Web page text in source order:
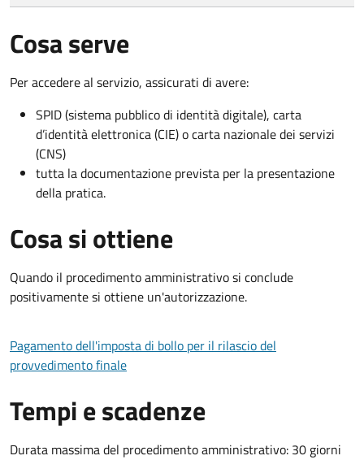
Cosa serve
Per accedere al servizio, assicurati di avere:
SPID (sistema pubblico di identità digitale), carta
d’identità elettronica (CIE) o carta nazionale dei servizi
(CNS)
tutta la documentazione prevista per la presentazione
della pratica.
Cosa si ottiene
Quando il procedimento amministrativo si conclude
positivamente si ottiene un'autorizzazione.
Pagamento dell'imposta di bollo per il rilascio del
provvedimento finale
Tempi e scadenze
Durata massima del procedimento amministrativo: 30 giorni